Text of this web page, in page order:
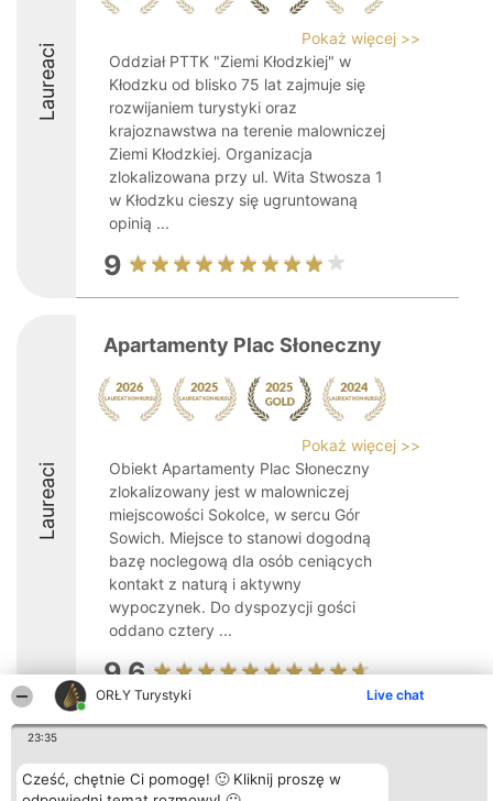
ORŁY Turystyki Live chat
23:35
Cześć, chętnie Ci pomogę! 🙂 Kliknij proszę w
Laureaci
Pokaż więcej >>
Oddział PTTK "Ziemi Kłodzkiej" w
Kłodzku od blisko 75 lat zajmuje się
rozwijaniem turystyki oraz
krajoznawstwa na terenie malowniczej
Ziemi Kłodzkiej. Organizacja
zlokalizowana przy ul. Wita Stwosza 1
w Kłodzku cieszy się ugruntowaną
opinią ...
9
Laureaci
Apartamenty Plac Słoneczny
Pokaż więcej >>
Obiekt Apartamenty Plac Słoneczny
zlokalizowany jest w malowniczej
miejscowości Sokolce, w sercu Gór
Sowich. Miejsce to stanowi dogodną
bazę noclegową dla osób ceniących
kontakt z naturą i aktywny
wypoczynek. Do dyspozycji gości
oddano cztery ...
9.6
Bright Side Solutions sp. z o.
o. sp. k.
ul. Ruska 22
Laureaci
Lista
wszystkich
Kontakt